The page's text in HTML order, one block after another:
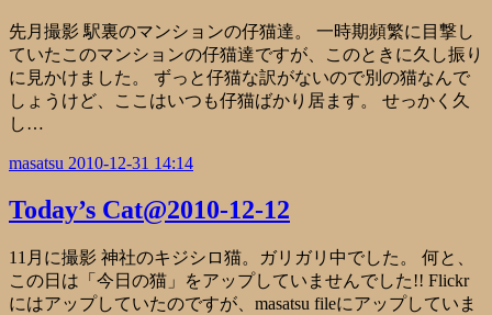
先月撮影 駅裏のマンションの仔猫達。 一時期頻繁に目撃し
ていたこのマンションの仔猫達ですが、このときに久し振り
に見かけました。 ずっと仔猫な訳がないので別の猫なんで
しょうけど、ここはいつも仔猫ばかり居ます。 せっかく久
し…
masatsu 2010-12-31 14:14
Today’s Cat@2010-12-12
11月に撮影 神社のキジシロ猫。ガリガリ中でした。 何と、
この日は「今日の猫」をアップしていませんでした!! Flickr
にはアップしていたのですが、masatsu fileにアップしていま